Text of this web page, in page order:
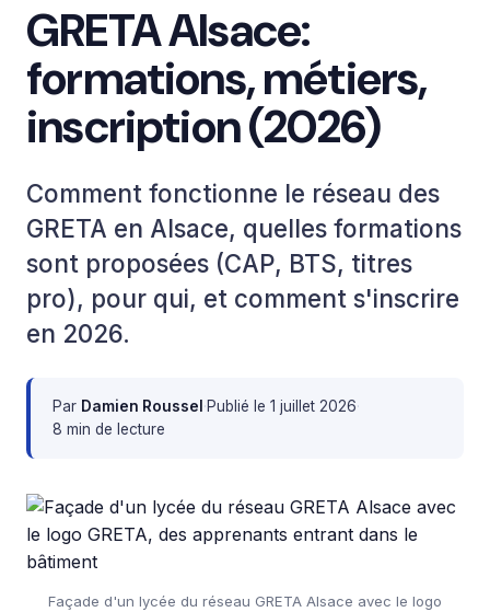
GRETA Alsace:
formations, métiers,
inscription (2026)
Comment fonctionne le réseau des
GRETA en Alsace, quelles formations
sont proposées (CAP, BTS, titres
pro), pour qui, et comment s'inscrire
en 2026.
Par Damien Roussel·Publié le 1 juillet 2026·
8 min de lecture
Façade d'un lycée du réseau GRETA Alsace avec le logo